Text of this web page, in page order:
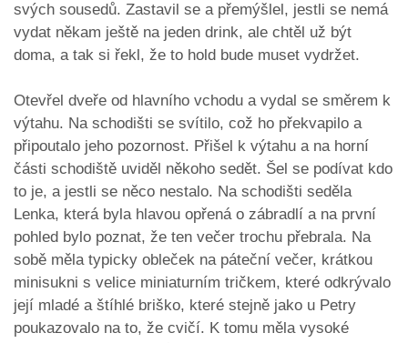
svých sousedů. Zastavil se a přemýšlel, jestli se nemá
vydat někam ještě na jeden drink, ale chtěl už být
doma, a tak si řekl, že to hold bude muset vydržet.
Otevřel dveře od hlavního vchodu a vydal se směrem k
výtahu. Na schodišti se svítilo, což ho překvapilo a
připoutalo jeho pozornost. Přišel k výtahu a na horní
části schodiště uviděl někoho sedět. Šel se podívat kdo
to je, a jestli se něco nestalo. Na schodišti seděla
Lenka, která byla hlavou opřená o zábradlí a na první
pohled bylo poznat, že ten večer trochu přebrala. Na
sobě měla typicky obleček na páteční večer, krátkou
minisukni s velice miniaturním tričkem, které odkrývalo
její mladé a štíhlé briško, které stejně jako u Petry
poukazovalo na to, že cvičí. K tomu měla vysoké